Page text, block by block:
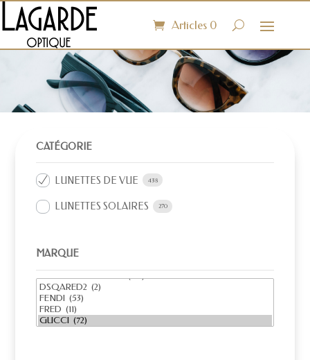
Articles 0
CATÉGORIE
LUNETTES DE VUE 438
LUNETTES SOLAIRES 270
MARQUE